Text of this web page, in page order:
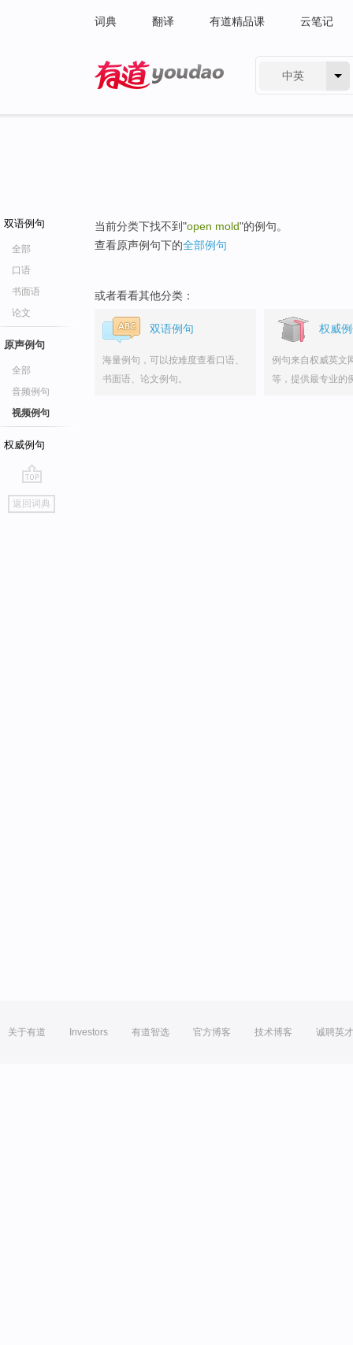
词典 翻译 有道精品课 云笔记
中英
双语例句
全部
口语
书面语
论文
原声例句
全部
音频例句
视频例句
权威例句
go
top
返回词典
当前分类下找不到"open mold"的例句。
查看原声例句下的全部例句
或者看看其他分类：
双语例句
海量例句，可以按难度查看口语、
书面语、论文例句。
权威
例句来自权威英文
等，提供最专业的
关于有道 Investors 有道智选 官方博客 技术博客 诚聘英才